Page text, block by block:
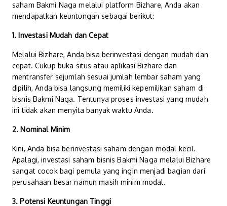
saham Bakmi Naga melalui platform Bizhare, Anda akan
mendapatkan keuntungan sebagai berikut:
1. Investasi Mudah dan Cepat
Melalui Bizhare, Anda bisa berinvestasi dengan mudah dan
cepat. Cukup buka situs atau aplikasi Bizhare dan
mentransfer sejumlah sesuai jumlah lembar saham yang
dipilih, Anda bisa langsung memiliki kepemilikan saham di
bisnis Bakmi Naga. Tentunya proses investasi yang mudah
ini tidak akan menyita banyak waktu Anda.
2. Nominal Minim
Kini, Anda bisa berinvestasi saham dengan modal kecil.
Apalagi, investasi saham bisnis Bakmi Naga melalui Bizhare
sangat cocok bagi pemula yang ingin menjadi bagian dari
perusahaan besar namun masih minim modal.
3. Potensi Keuntungan Tinggi